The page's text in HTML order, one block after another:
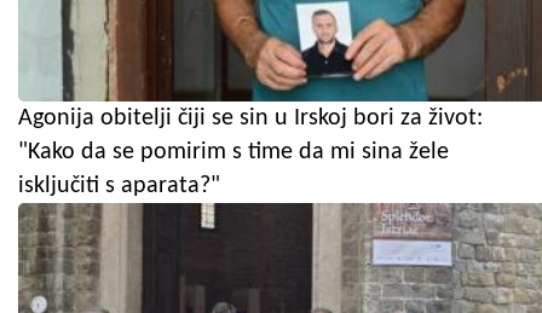
Agonija obitelji čiji se sin u Irskoj bori za život:
"Kako da se pomirim s time da mi sina žele
isključiti s aparata?"